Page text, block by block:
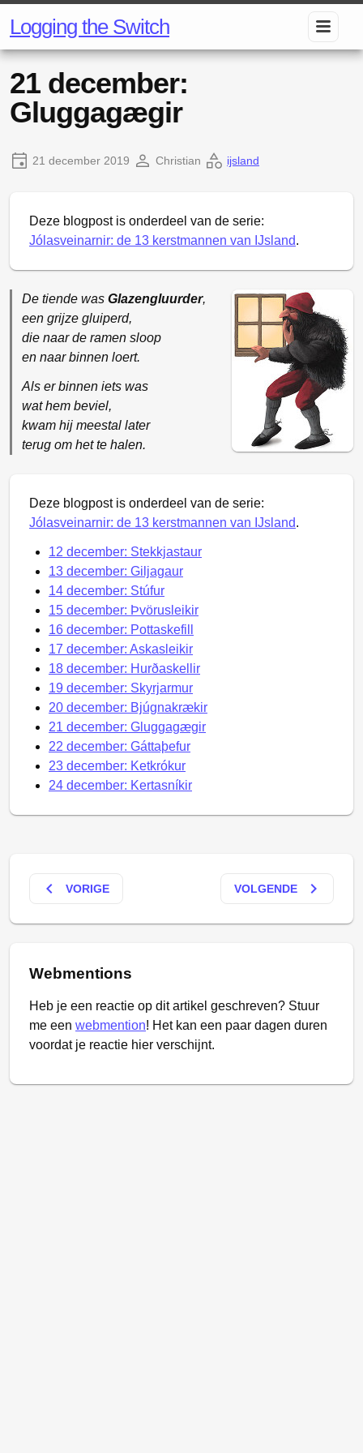
Logging the Switch
21 december:
Gluggagægir
21 december 2019 Christian ijsland
Deze blogpost is onderdeel van de serie:
Jólasveinarnir: de 13 kerstmannen van IJsland.
De tiende was Glazengluurder,
een grijze gluiperd,
die naar de ramen sloop
en naar binnen loert.
Als er binnen iets was
wat hem beviel,
kwam hij meestal later
terug om het te halen.
Deze blogpost is onderdeel van de serie:
Jólasveinarnir: de 13 kerstmannen van IJsland.
12 december: Stekkjastaur
13 december: Giljagaur
14 december: Stúfur
15 december: Þvörusleikir
16 december: Pottaskefill
17 december: Askasleikir
18 december: Hurðaskellir
19 december: Skyrjarmur
20 december: Bjúgnakrækir
21 december: Gluggagægir
22 december: Gáttaþefur
23 december: Ketkrókur
24 december: Kertasníkir
keyboard_arrow_left VORIGE VOLGENDE keyboard_arrow_right
Webmentions
Heb je een reactie op dit artikel geschreven? Stuur
me een webmention! Het kan een paar dagen duren
voordat je reactie hier verschijnt.